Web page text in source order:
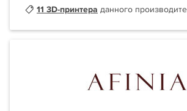
11 3D-принтера данного